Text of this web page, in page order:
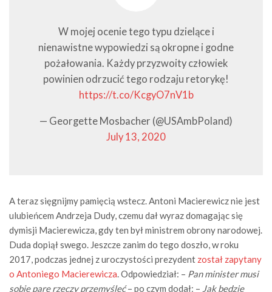
W mojej ocenie tego typu dzielące i
nienawistne wypowiedzi są okropne i godne
pożałowania. Każdy przyzwoity człowiek
powinien odrzucić tego rodzaju retorykę!
https://t.co/KcgyO7nV1b
— Georgette Mosbacher (@USAmbPoland)
July 13, 2020
A teraz sięgnijmy pamięcią wstecz. Antoni Macierewicz nie jest
ulubieńcem Andrzeja Dudy, czemu dał wyraz domagając się
dymisji Macierewicza, gdy ten był ministrem obrony narodowej.
Duda dopiął swego. Jeszcze zanim do tego doszło, w roku
2017, podczas jednej z uroczystości prezydent został zapytany
o Antoniego Macierewicza. Odpowiedział: – Pan minister musi
sobie parę rzeczy przemyśleć– po czym dodał: – Jak będzie